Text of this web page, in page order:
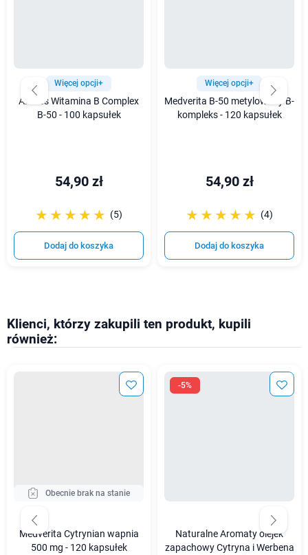
Więcej opcji+
Aliness Witamina B Complex
B-50 - 100 kapsułek
54,90 zł
☆☆☆☆☆
★★★★★ (5)
Dodaj do koszyka
Więcej opcji+
Medverita B-50 metylowany B-
kompleks - 120 kapsułek
54,90 zł
☆☆☆☆☆
★★★★★ (4)
Dodaj do koszyka
Klienci, którzy zakupili ten produkt, kupili
również:
Obecnie brak na stanie
Medverita Cytrynian wapnia
500 mg - 120 kapsułek
-5%
Naturalne Aromaty olejek
zapachowy Cytryna i Werbena